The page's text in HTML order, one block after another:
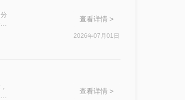
查看详情 >
2026年07月01日
查看详情 >